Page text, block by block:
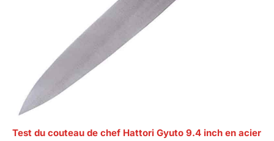
Test du couteau de chef Hattori Gyuto 9.4 inch en acier